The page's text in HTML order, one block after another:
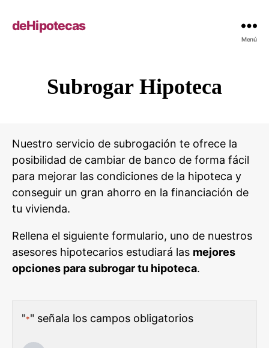
deHipotecas
Menú
Subrogar Hipoteca
Nuestro servicio de subrogación te ofrece la
posibilidad de cambiar de banco de forma fácil
para mejorar las condiciones de la hipoteca y
conseguir un gran ahorro en la financiación de
tu vivienda.
Rellena el siguiente formulario, uno de nuestros
asesores hipotecarios estudiará las mejores
opciones para subrogar tu hipoteca.
"*" señala los campos obligatorios